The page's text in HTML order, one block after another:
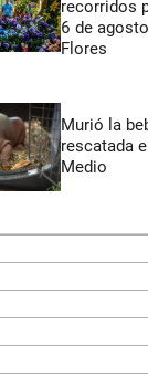
recorridos
6 de
Flores
Murió la
rescatada
Medio